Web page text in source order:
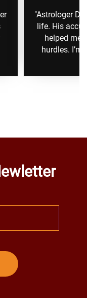
guidance transformed
and practical
and
wisdom and